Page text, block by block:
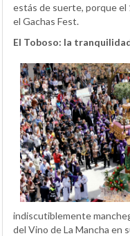
estás de suerte, porque el
el Gachas Fest.
El Toboso: la
indiscutiblemente
del Vino de La Mancha en